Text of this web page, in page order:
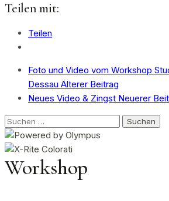
Teilen mit:
Teilen
Foto und Video vom Workshop
Dessau Älterer Beitrag
Neues Video & Zingst Neuerer
Suchen
nach:
Workshop